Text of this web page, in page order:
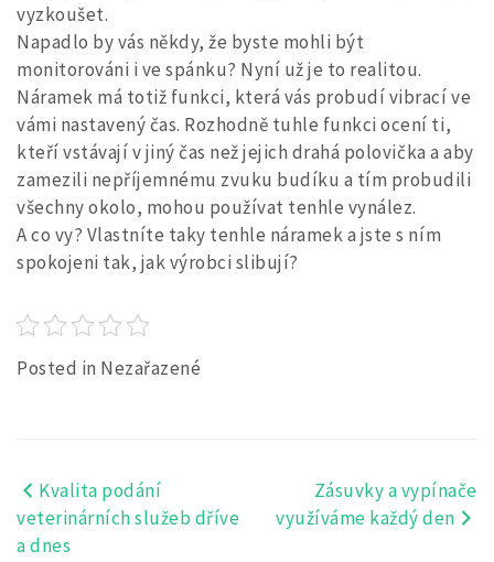
vyzkoušet.
Napadlo by vás někdy, že byste mohli být
monitorováni i ve spánku? Nyní už je to realitou.
Náramek má totiž funkci, která vás probudí vibrací ve
vámi nastavený čas. Rozhodně tuhle funkci ocení ti,
kteří vstávají v jiný čas než jejich drahá polovička a aby
zamezili nepříjemnému zvuku budíku a tím probudili
všechny okolo, mohou používat tenhle vynález.
A co vy? Vlastníte taky tenhle náramek a jste s ním
spokojeni tak, jak výrobci slibují?
Posted in Nezařazené
Navigace
pro
Kvalita podání
veterinárních služeb dříve
a dnes
Zásuvky a vypínače
využíváme každý den